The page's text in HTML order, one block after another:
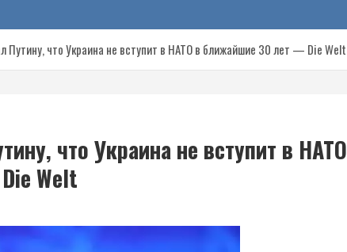
на
Путину, что Украина не вступит в НАТО в ближайшие 30 лет — Die Welt
что Украина не вступит в НАТО
Welt